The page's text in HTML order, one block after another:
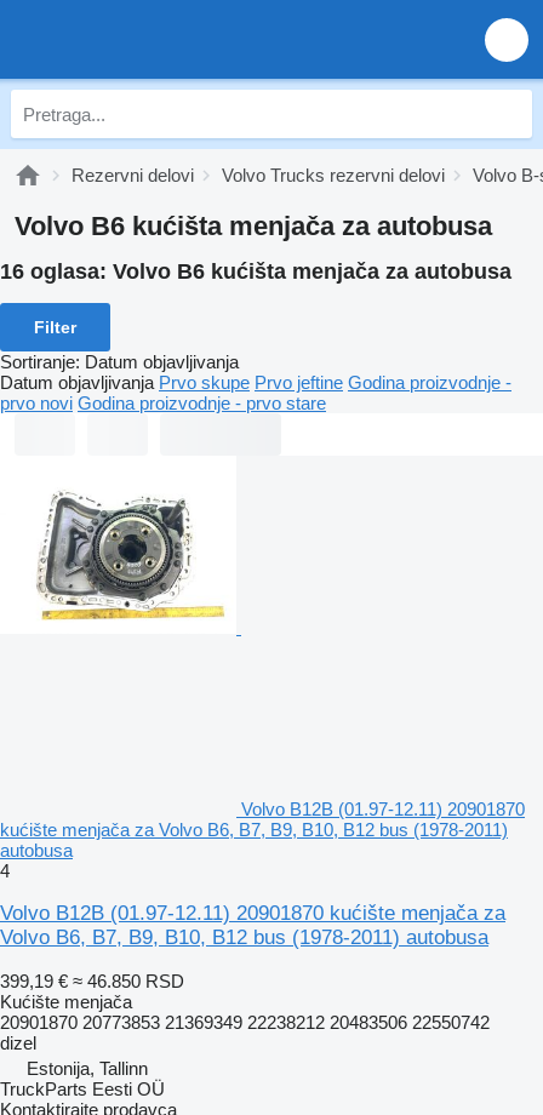
Rezervni delovi Volvo Trucks rezervni delovi Volvo
Volvo B6 kućišta menjača za autobusa
16 oglasa: Volvo B6 kućišta menjača za autobusa
Filter
Sortiranje: Datum objavljivanja
Datum objavljivanja Prvo skupe Prvo jeftine Godina proizvodnje -
prvo novi Godina proizvodnje - prvo stare
Volvo B12B (01.97-12.11) 20901870
kućište menjača za Volvo B6, B7, B9, B10, B12 bus (1978-2011)
autobusa
4
Volvo B12B (01.97-12.11) 20901870 kućište menjača za
Volvo B6, B7, B9, B10, B12 bus (1978-2011) autobusa
399,19 € ≈ 46.850 RSD
Kućište menjača
20901870 20773853 21369349 22238212 20483506 22550742
dizel
Estonija, Tallinn
TruckParts Eesti OÜ
Kontaktirajte prodavca